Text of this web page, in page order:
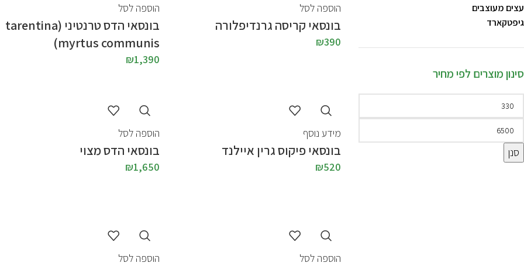
עצים מעוצבים
גיפטקארד
סינון מוצרים לפי מחיר
סנן
הוספה לסל
בונסאי קריסה גרנדיפלורה
₪390
הוספה לסל
בונסאי הדס טרנטיני (tarentina
myrtus communis)
₪1,390
מידע נוסף
בונסאי פיקוס גרין איילנד
₪520
הוספה לסל
בונסאי הדס מצוי
₪1,650
הוספה לסל הוספה לסל